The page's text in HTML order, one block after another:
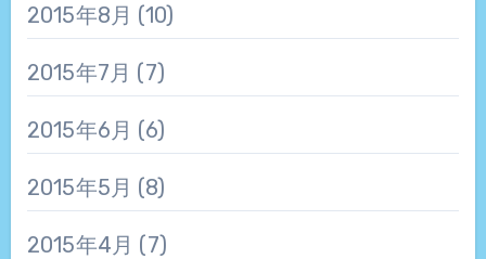
2015年8月 (10)
2015年7月 (7)
2015年6月 (6)
2015年5月 (8)
2015年4月 (7)